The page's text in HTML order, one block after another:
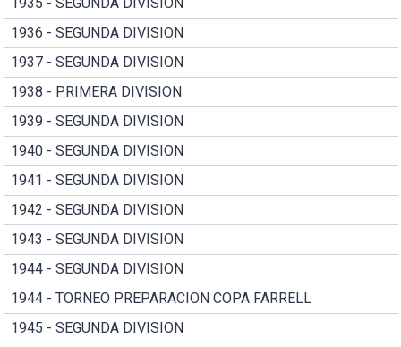
1936 - SEGUNDA DIVISION
1937 - SEGUNDA DIVISION
1938 - PRIMERA DIVISION
1939 - SEGUNDA DIVISION
1940 - SEGUNDA DIVISION
1941 - SEGUNDA DIVISION
1942 - SEGUNDA DIVISION
1943 - SEGUNDA DIVISION
1944 - SEGUNDA DIVISION
1944 - TORNEO PREPARACION COPA FARRELL
1945 - SEGUNDA DIVISION